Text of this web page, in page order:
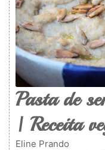
Pasta de
| Receita
Eline Prando